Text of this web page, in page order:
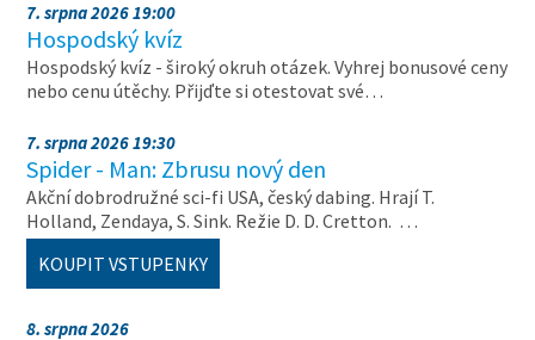
7. srpna 2026 19:00
Hospodský kvíz
Hospodský kvíz - široký okruh otázek. Vyhrej bonusové ceny
nebo cenu útěchy. Přijďte si otestovat své…
7. srpna 2026 19:30
Spider - Man: Zbrusu nový den
Akční dobrodružné sci-fi USA, český dabing. Hrají T.
Holland, Zendaya, S. Sink. Režie D. D. Cretton. …
KOUPIT VSTUPENKY
8. srpna 2026